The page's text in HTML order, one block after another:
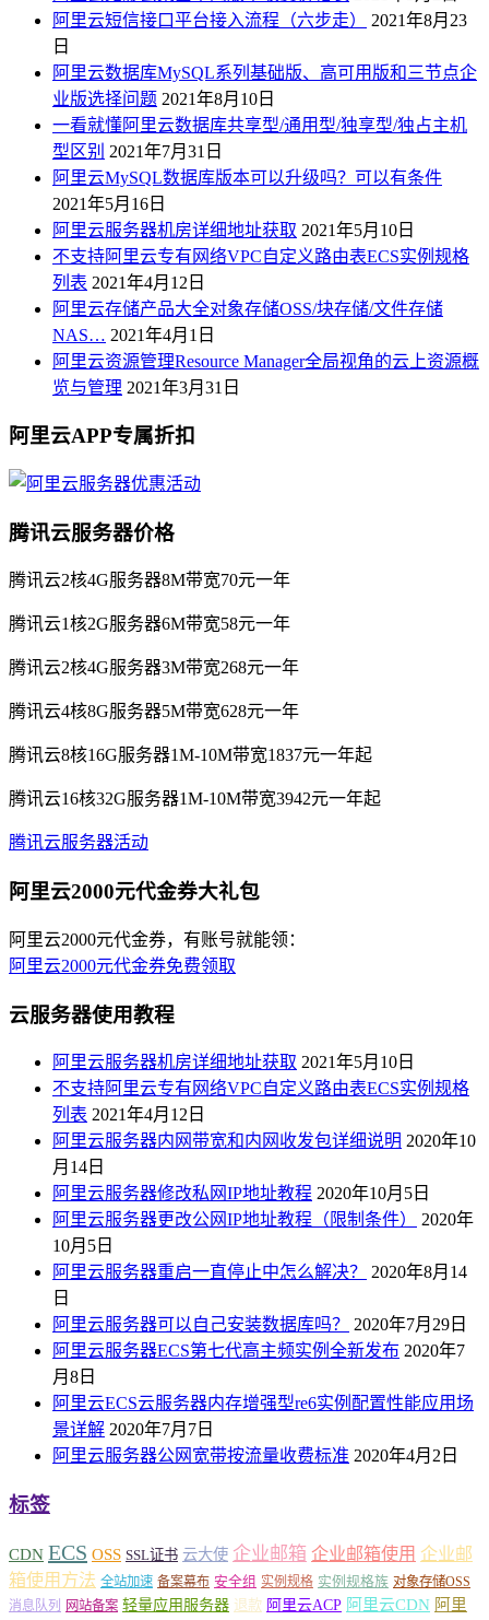
阿里云短信接口平台接入流程（六步走）
2021年8月23
日
阿里云数据库MySQL系列基础版、高可用版和三节点企
业版选择问题 2021年8月10日
一看就懂阿里云数据库共享型/通用型/独享型/独占主机
型区别 2021年7月31日
阿里云MySQL数据库版本可以升级吗？可以有条件
2021年5月16日
阿里云服务器机房详细地址获取 2021年5月10日
不支持阿里云专有网络VPC自定义路由表ECS实例规格
列表 2021年4月12日
阿里云存储产品大全对象存储OSS/块存储/文件存储
NAS… 2021年4月1日
阿里云资源管理Resource Manager全局视角的云上资源概
览与管理 2021年3月31日
阿里云APP专属折扣
腾讯云服务器价格
腾讯云2核4G服务器8M带宽70元一年
腾讯云1核2G服务器6M带宽58元一年
腾讯云2核4G服务器3M带宽268元一年
腾讯云4核8G服务器5M带宽628元一年
腾讯云8核16G服务器1M-10M带宽1837元一年起
腾讯云16核32G服务器1M-10M带宽3942元一年起
腾讯云服务器活动
阿里云2000元代金券大礼包
阿里云2000元代金券，有账号就能领：
阿里云2000元代金券免费领取
云服务器使用教程
阿里云服务器机房详细地址获取 2021年5月10日
不支持阿里云专有网络VPC自定义路由表ECS实例规格
列表 2021年4月12日
阿里云服务器内网带宽和内网收发包详细说明 2020年10
月14日
阿里云服务器修改私网IP地址教程 2020年10月5日
阿里云服务器更改公网IP地址教程（限制条件）
2020年
10月5日
阿里云服务器重启一直停止中怎么解决？
2020年8月14
日
阿里云服务器可以自己安装数据库吗？
2020年7月29日
阿里云服务器ECS第七代高主频实例全新发布 2020年7
月8日
阿里云ECS云服务器内存增强型re6实例配置性能应用场
景详解 2020年7月7日
阿里云服务器公网宽带按流量收费标准 2020年4月2日
标签
CDN ECS OSS SSL证书 云大使 企业邮箱 企业邮箱使用 企业邮
箱使用方法 全站加速 备案幕布 安全组 实例规格 实例规格族 对象存储OSS
消息队列
网站备案 轻量应用服务器 退款 阿里云ACP 阿里云CDN 阿里